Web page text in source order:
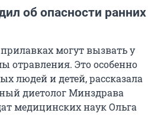
об опасности ранних
могут вызвать у
отравления. Это особенно
людей и детей, рассказала
диетолог Минздрава
медицинских наук Ольга